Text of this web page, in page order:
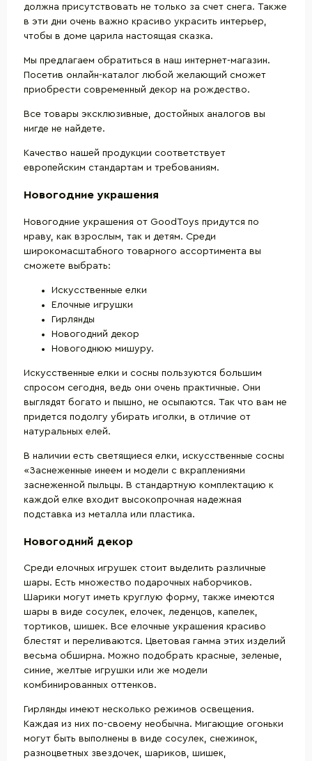
должна присутствовать не только за счет снега. Также
в эти дни очень важно красиво украсить интерьер,
чтобы в доме царила настоящая сказка.
Мы предлагаем обратиться в наш интернет-магазин.
Посетив онлайн-каталог любой желающий сможет
приобрести современный декор на рождество.
Все товары эксклюзивные, достойных аналогов вы
нигде не найдете.
Качество нашей продукции соответствует
европейским стандартам и требованиям.
Новогодние украшения
Новогодние украшения от GoodToys придутся по
нраву, как взрослым, так и детям. Среди
широкомасштабного товарного ассортимента вы
сможете выбрать:
Искусственные елки
Елочные игрушки
Гирлянды
Новогодний декор
Новогоднюю мишуру.
Искусственные елки и сосны пользуются большим
спросом сегодня, ведь они очень практичные. Они
выглядят богато и пышно, не осыпаются. Так что вам не
придется подолгу убирать иголки, в отличие от
натуральных елей.
В наличии есть светящиеся елки, искусственные сосны
«Заснеженные инеем и модели с вкраплениями
заснеженной пыльцы. В стандартную комплектацию к
каждой елке входит высокопрочная надежная
подставка из металла или пластика.
Новогодний декор
Среди елочных игрушек стоит выделить различные
шары. Есть множество подарочных наборчиков.
Шарики могут иметь круглую форму, также имеются
шары в виде сосулек, елочек, леденцов, капелек,
тортиков, шишек. Все елочные украшения красиво
блестят и переливаются. Цветовая гамма этих изделий
весьма обширна. Можно подобрать красные, зеленые,
синие, желтые игрушки или же модели
комбинированных оттенков.
Гирлянды имеют несколько режимов освещения.
Каждая из них по-своему необычна. Мигающие огоньки
могут быть выполнены в виде сосулек, снежинок,
разноцветных звездочек, шариков, шишек,